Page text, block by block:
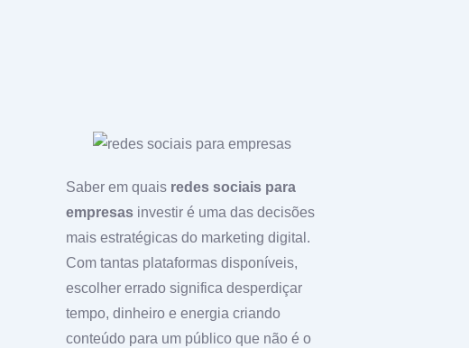
Saber em quais redes sociais para
empresas investir é uma das decisões
mais estratégicas do marketing digital.
Com tantas plataformas disponíveis,
escolher errado significa desperdiçar
tempo, dinheiro e energia criando
conteúdo para um público que não é o